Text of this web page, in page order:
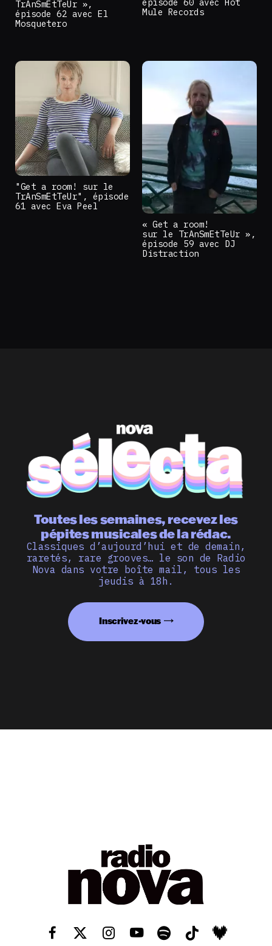
TrAnSmEtTeUr »,
épisode 62 avec El
Mosquetero
Mule Records
"Get a room! sur le
TrAnSmEtTeUr", épisode
61 avec Eva Peel
« Get a room!
sur le TrAnSmEtTeUr »,
épisode 59 avec DJ
Distraction
Toutes les semaines, recevez les
pépites musicales de la rédac.
Classiques d’aujourd’hui et de demain,
raretés, rare grooves… le son de Radio
Nova dans votre boîte mail, tous les
jeudis à 18h.
Inscrivez-vous